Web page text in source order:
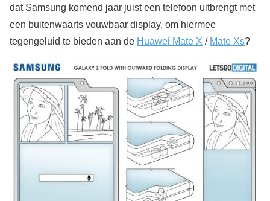
dat Samsung komend jaar juist een telefoon uitbrengt met
een buitenwaarts vouwbaar display, om hiermee
tegengeluid te bieden aan de Huawei Mate X / Mate Xs?